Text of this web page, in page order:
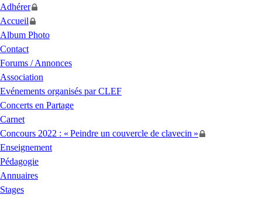
Adhérer
Accueil
Album Photo
Contact
Forums / Annonces
Association
Evénements organisés parCLEF
Concerts en Partage
Carnet
Concours 2022 : « Peindre un couvercle de clavecin »
Enseignement
Pédagogie
Annuaires
Stages